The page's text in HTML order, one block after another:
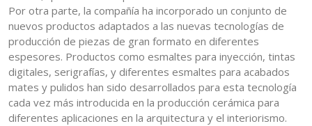
Por otra parte, la compañía ha incorporado un conjunto de
nuevos productos adaptados a las nuevas tecnologías de
producción de piezas de gran formato en diferentes
espesores. Productos como esmaltes para inyección, tintas
digitales, serigrafías, y diferentes esmaltes para acabados
mates y pulidos han sido desarrollados para esta tecnología
cada vez más introducida en la producción cerámica para
diferentes aplicaciones en la arquitectura y el interiorismo.